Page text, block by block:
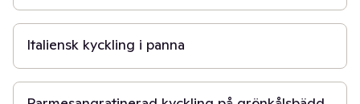
30 min
Italiensk kyckling i panna
30 min